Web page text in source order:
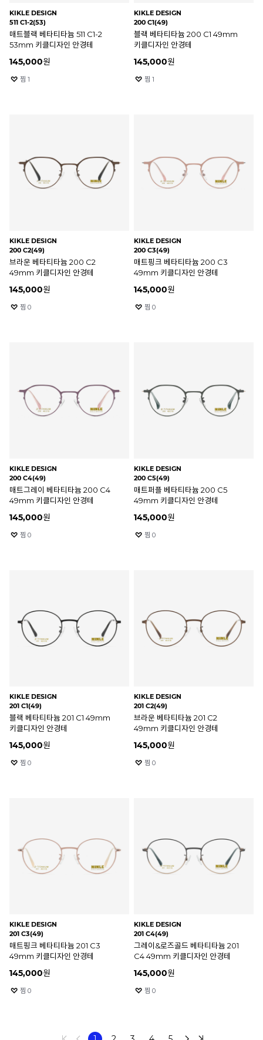
KIKLE DESIGN
511 C1-2(53)
매트블랙 베타티타늄 511 C1-2
53mm 키클디자인 안경테
145,000원
찜 1
KIKLE DESIGN
200 C1(49)
블랙 베타티타늄 200 C1 49mm
키클디자인 안경테
145,000원
찜 1
KIKLE DESIGN
200 C2(49)
브라운 베타티타늄 200 C2
49mm 키클디자인 안경테
145,000원
찜 0
KIKLE DESIGN
200 C3(49)
매트핑크 베타티타늄 200 C3
49mm 키클디자인 안경테
145,000원
찜 0
KIKLE DESIGN
200 C4(49)
매트그레이 베타티타늄 200 C4
49mm 키클디자인 안경테
145,000원
찜 0
KIKLE DESIGN
200 C5(49)
매트퍼플 베타티타늄 200 C5
49mm 키클디자인 안경테
145,000원
찜 0
KIKLE DESIGN
201 C1(49)
블랙 베타티타늄 201 C1 49mm
키클디자인 안경테
145,000원
찜 0
KIKLE DESIGN
201 C2(49)
브라운 베타티타늄 201 C2
49mm 키클디자인 안경테
145,000원
찜 0
KIKLE DESIGN
201 C3(49)
매트핑크 베타티타늄 201 C3
49mm 키클디자인 안경테
145,000원
찜 0
KIKLE DESIGN
201 C4(49)
그레이&로즈골드 베타티타늄 201
C4 49mm 키클디자인 안경테
145,000원
찜 0